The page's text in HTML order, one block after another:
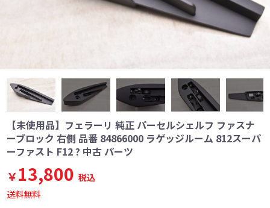
【未使用品】フェラーリ 純正 パーセルシェルフ ファスナ
ーブロック 右側 品番 84866000 ラゲッジルーム 812スーパ
ーファスト F12 ? 中古 パーツ
￥13,800 税込
送料無料